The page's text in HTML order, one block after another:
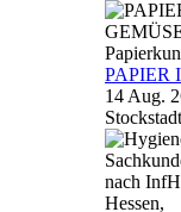
PAPIER
14 Aug.